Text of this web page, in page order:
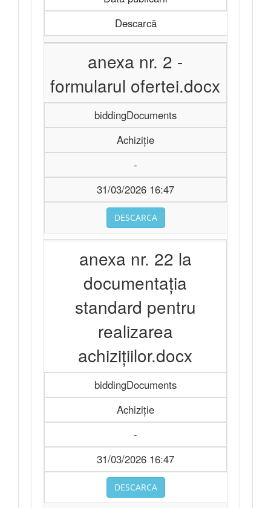
Descarcă
anexa nr. 2 -
formularul ofertei.docx
biddingDocuments
Achiziție
-
31/03/2026 16:47
DESCARCA
anexa nr. 22 la
documentația
standard pentru
realizarea
achizițiilor.docx
biddingDocuments
Achiziție
-
31/03/2026 16:47
DESCARCA